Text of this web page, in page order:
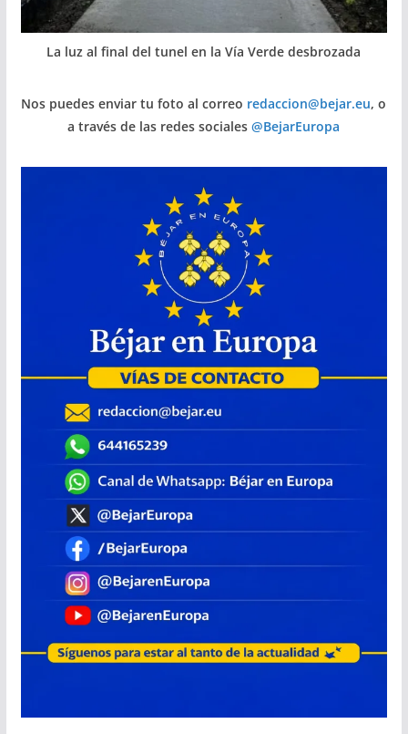
La luz al final del tunel en la Vía Verde desbrozada
Nos puedes enviar tu foto al correo redaccion@bejar.eu, o
a través de las redes sociales@BejarEuropa